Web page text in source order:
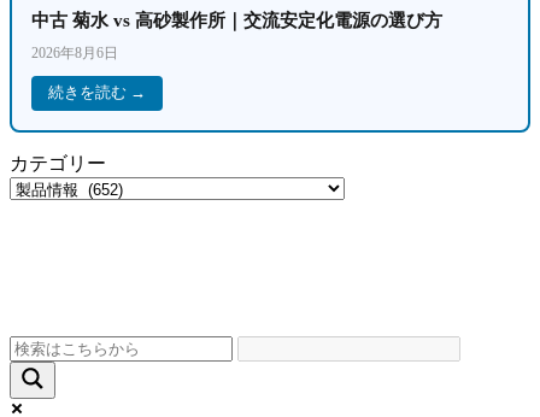
中古 菊水 vs 高砂製作所｜交流安定化電源の選び方
2026年8月6日
続きを読む →
カテゴリー